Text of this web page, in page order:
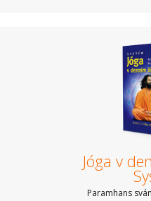
Jóga v
Paramhans